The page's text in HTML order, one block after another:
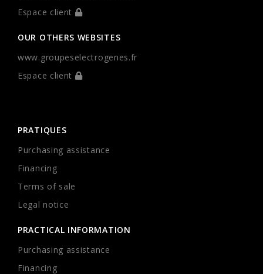
Espace client
OUR OTHERS WEBSITES
www.groupeselectrogenes.fr
Espace client
PRATIQUES
Purchasing assistance
Financing
Terms of sale
Legal notice
PRACTICAL INFORMATION
Purchasing assistance
Financing